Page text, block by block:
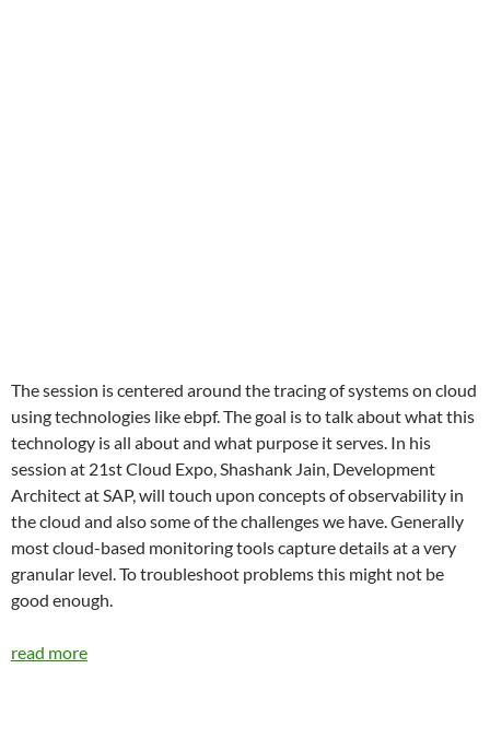
The session is centered around the tracing of systems on cloud
using technologies like ebpf. The goal is to talk about what this
technology is all about and what purpose it serves. In his
session at 21st Cloud Expo, Shashank Jain, Development
Architect at SAP, will touch upon concepts of observability in
the cloud and also some of the challenges we have. Generally
most cloud-based monitoring tools capture details at a very
granular level. To troubleshoot problems this might not be
good enough.
read more